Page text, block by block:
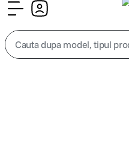
Cauta dupa model, tipul